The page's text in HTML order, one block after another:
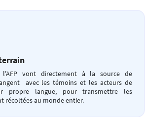
l'AFP vont directement à la source de
avec les témoins et les acteurs de
propre langue, pour transmettre les
récoltées au monde entier.